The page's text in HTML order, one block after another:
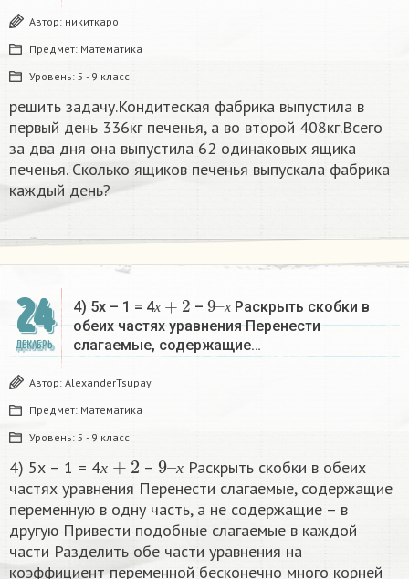
Автор: никиткаро
Предмет: Математика
Уровень: 5 - 9 класс
решить задачу.Кондитеская фабрика выпустила в
первый день 336кг печенья, а во второй 408кг.Всего
за два дня она выпустила 62 одинаковых ящика
печенья. Сколько ящиков печенья выпускала фабрика
каждый день?
24
ДЕКАБРЬ
4) 5х – 1 = 4х
х+2
– х
9–
х
Раскрыть скобки в
обеих частях уравнения Перенести
слагаемые, содержащие…
Автор: AlexanderTsupay
Предмет: Математика
Уровень: 5 - 9 класс
4) 5х – 1 = 4х – х
9х
Раскрыть скобки в обеих
частях уравнения Перенести слагаемые, содержащие
переменную в одну часть, а не содержащие – в
другую Привести подобные слагаемые в каждой
части Разделить обе части уравнения на
коэффициент переменной бесконечно много корней​